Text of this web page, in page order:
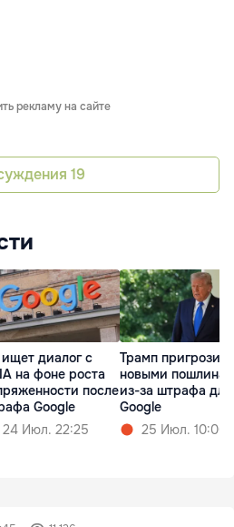
рекламу на сайте
19
диалог с
на фоне роста
после
Google
24 Июл. 22:25
Трамп пригрозил
новыми
из-за штрафа для
Google
25 Июл. 10:00